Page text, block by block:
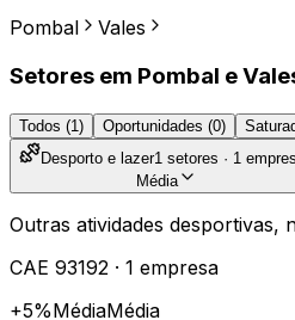
Pombal Vales
Setores em Pombal e
Todos (1) Oportunidades (0)
Desporto e lazer1 setores · 1
Média
Outras atividades desportivas,
CAE 93192 · 1 empresa
+5%MédiaMédia